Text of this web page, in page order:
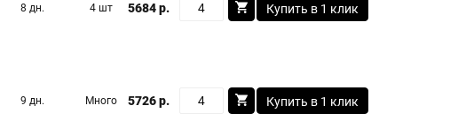
8 дн. 4 шт 5684 р. Купить в 1 клик
9 дн. Много 5726 р. Купить в 1 клик